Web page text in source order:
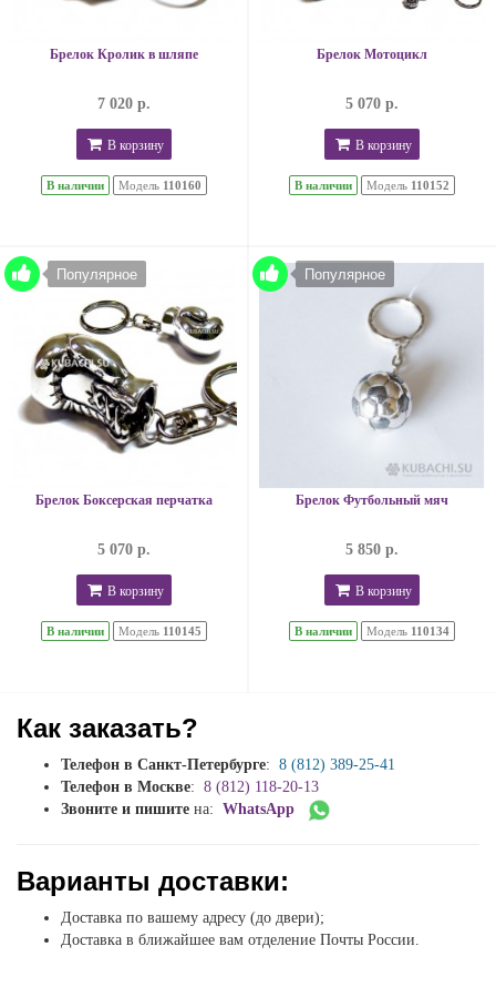
Брелок Кролик в шляпе
7 020 р.
В корзину
В наличии Модель 110160
Брелок Мотоцикл
5 070 р.
В корзину
В наличии Модель 110152
Популярное
Брелок Боксерская перчатка
5 070 р.
В корзину
В наличии Модель 110145
Популярное
Брелок Футбольный мяч
5 850 р.
В корзину
В наличии Модель 110134
Как заказать?
Телефон в Санкт-Петербурге: 8 (812) 389-25-41
Телефон в Москве: 8 (812) 118-20-13
Звоните и пишите на: WhatsApp
Варианты доставки:
Доставка по вашему адресу (до двери);
Доставка в ближайшее вам отделение Почты России.